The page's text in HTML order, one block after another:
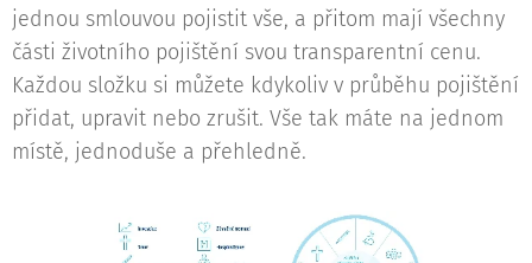
jednou smlouvou pojistit vše, a přitom mají všechny
části životního pojištění svou transparentní cenu.
Každou složku si můžete kdykoliv v průběhu pojištění
přidat, upravit nebo zrušit. Vše tak máte na jednom
místě, jednoduše a přehledně.